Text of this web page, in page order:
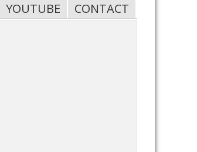
YOUTUBE CONTACT